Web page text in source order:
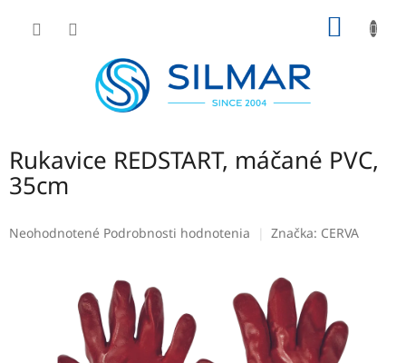
Rukavice REDSTART, máčané PVC,
35cm
Priemerné
hviezdičiek.
Neohodnotené Podrobnosti hodnotenia Značka: CERVA